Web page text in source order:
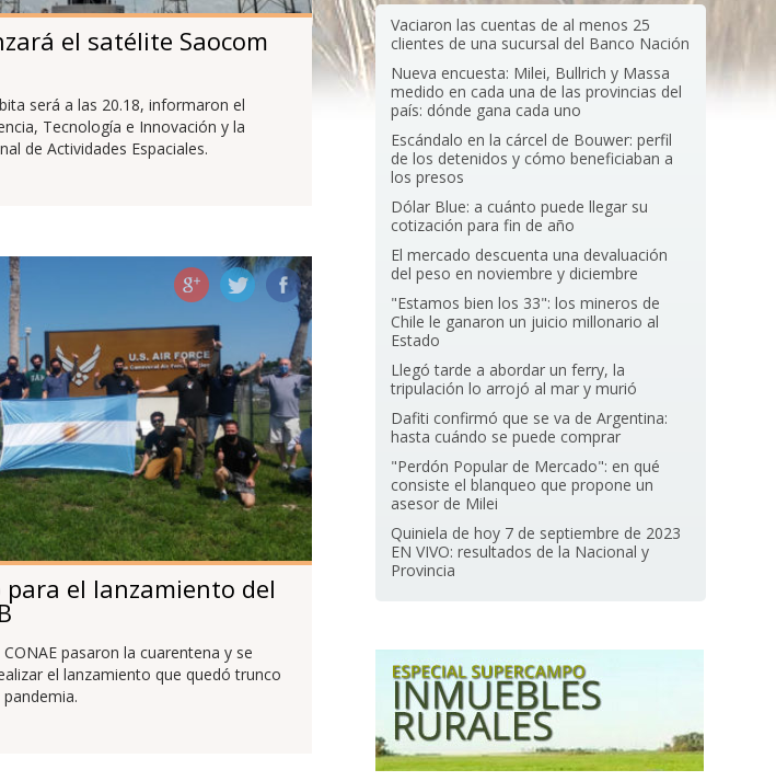
el satélite Saocom
será a las 20.18, informaron el
Tecnología e Innovación y la
de Actividades Espaciales.
el lanzamiento del
pasaron la cuarentena y se
el lanzamiento que quedó trunco
Vaciaron las cuentas de al menos 25
clientes de una sucursal del Banco Nación
Nueva encuesta: Milei, Bullrich y Massa
medido en cada una de las provincias del
país: dónde gana cada uno
Escándalo en la cárcel de Bouwer: perfil
de los detenidos y cómo beneficiaban a
los presos
Dólar Blue: a cuánto puede llegar su
cotización para fin de año
El mercado descuenta una devaluación
del peso en noviembre y diciembre
"Estamos bien los 33": los mineros de
Chile le ganaron un juicio millonario al
Estado
Llegó tarde a abordar un ferry, la
tripulación lo arrojó al mar y murió
Dafiti confirmó que se va de Argentina:
hasta cuándo se puede comprar
"Perdón Popular de Mercado": en qué
consiste el blanqueo que propone un
asesor de Milei
Quiniela de hoy 7 de septiembre de 2023
EN VIVO: resultados de la Nacional y
Provincia